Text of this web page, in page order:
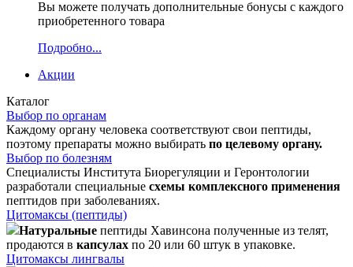
Вы можете получать дополнительные бонусы с каждого
приобретенного товара
Подробно...
Акции
Каталог
Выбор по органам
Каждому органу человека соответствуют свои пептиды,
поэтому препараты можно выбирать по целевому органу.
Выбор по болезням
Специалисты Института Биорегуляции и Геронтологии
разработали специальные схемы комплексного применения
пептидов при заболеваниях.
Цитомаксы (пептиды)
Натуральные пептиды Хавинсона полученные из телят,
продаются в капсулах по 20 или 60 штук в упаковке.
Цитомаксы лингвалы